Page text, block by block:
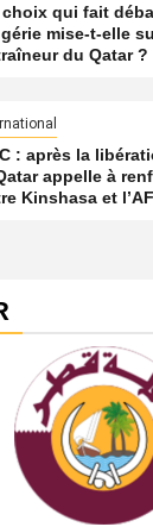
choix qui fait
mise-t-elle
du Qatar ?
: après la
appelle à
Kinshasa et